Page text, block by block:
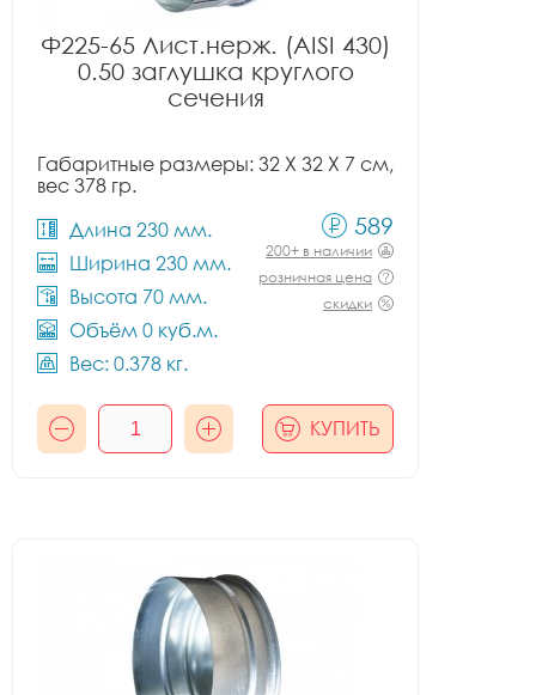
Ф225-65 Лист.нерж. (AISI 430)
0.50 заглушка круглого
сечения
Габаритные размеры: 32 X 32 X 7 см,
вес 378 гр.
Длина 230 мм.
Ширина 230 мм.
Высота 70 мм.
Объём 0 куб.м.
Вес: 0.378 кг.
589
200+ в наличии
розничная цена
скидки
КУПИТЬ